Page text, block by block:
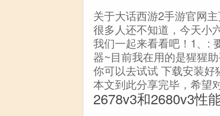
关于大话西游2手游官网
很多人还不知道，今天小
我们一起来看看吧！1、:
器~目前我在用的是猩猩
你可以去试试 下载安装
本文到此分享完毕，希望
2678v3和2680v3性